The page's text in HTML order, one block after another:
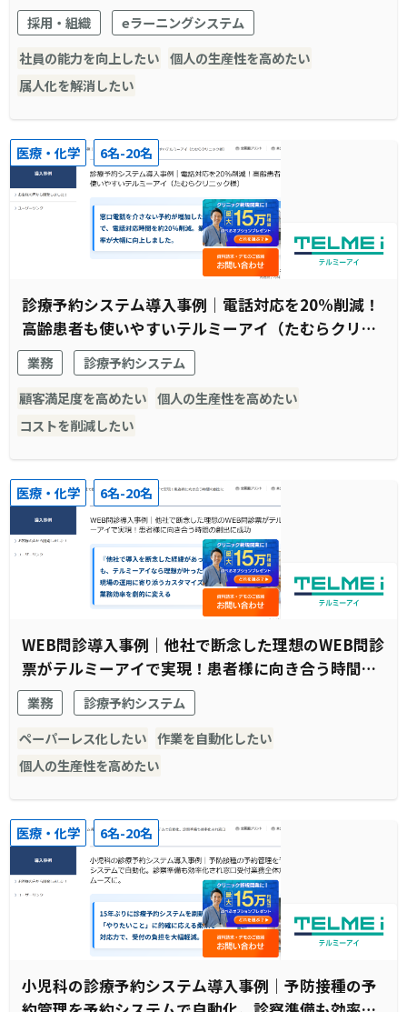
採用・組織
eラーニングシステム
社員の能力を向上したい 個人の生産性を高めたい
属人化を解消したい
医療・化学 6名-20名
診療予約システム導入事例｜電話対応を20%削減！
高齢患者も使いやすいテルミーアイ（たむらクリニ
ック様）
業務
診療予約システム
顧客満足度を高めたい 個人の生産性を高めたい
コストを削減したい
医療・化学 6名-20名
WEB問診導入事例｜他社で断念した理想のWEB問診
票がテルミーアイで実現！患者様に向き合う時間の
創出に成功
業務
診療予約システム
ペーパーレス化したい 作業を自動化したい
個人の生産性を高めたい
医療・化学 6名-20名
小児科の診療予約システム導入事例｜予防接種の予